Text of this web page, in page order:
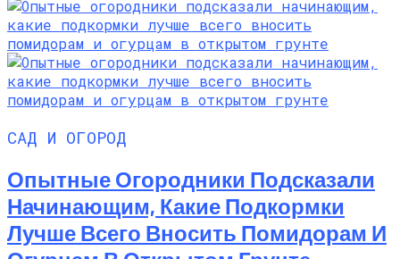
САД И ОГОРОД
Опытные Огородники Подсказали
Начинающим, Какие Подкормки
Лучше Всего Вносить Помидорам И